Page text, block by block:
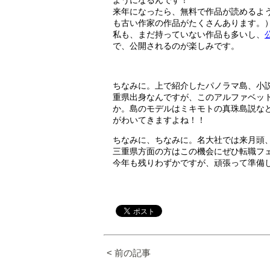
来年になったら、無料で作品が読めるよ
も古い作家の作品がたくさんあります。
私も、まだ持っていない作品も多いし、
で、公開されるのが楽しみです。
ちなみに。上で紹介したパノラマ島、小
重県出身なんですが、このアルファベッ
か。島のモデルはミキモトの真珠島説な
がわいてきますよね！！
ちなみに、ちなみに。名大社では来月頭
三重県方面の方はこの機会にぜひ転職フ
今年も残りわずかですが、頑張って準備
< 前の記事